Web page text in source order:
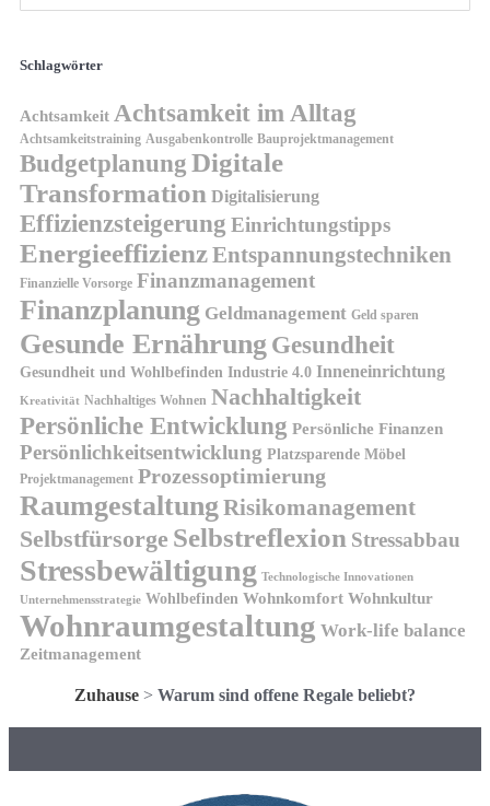
Schlagwörter
Achtsamkeit Achtsamkeit im Alltag
Achtsamkeitstraining Ausgabenkontrolle Bauprojektmanagement
BudgetplanungDigitale
Transformation Digitalisierung
Effizienzsteigerung Einrichtungstipps
EnergieeffizienzEntspannungstechniken
Finanzielle Vorsorge Finanzmanagement
Finanzplanung Geldmanagement Geld sparen
Gesunde Ernährung Gesundheit
Gesundheit und Wohlbefinden Industrie 4.0 Inneneinrichtung
Kreativität Nachhaltiges Wohnen Nachhaltigkeit
Persönliche Entwicklung Persönliche Finanzen
Persönlichkeitsentwicklung Platzsparende Möbel
Projektmanagement Prozessoptimierung
Raumgestaltung Risikomanagement
Selbstfürsorge Selbstreflexion Stressabbau
Stressbewältigung Technologische Innovationen
Unternehmensstrategie Wohlbefinden Wohnkomfort Wohnkultur
Wohnraumgestaltung Work-life balance
Zeitmanagement
Zuhause > Warum sind offene Regale beliebt?